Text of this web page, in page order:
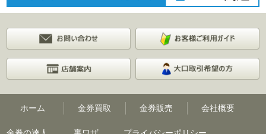
ホーム 金券買取 金券販売 会社概要